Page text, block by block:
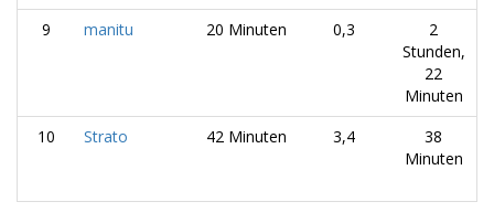
9
manitu 20 Minuten 0,3
2
Stunden,
22
Minuten
10
Strato 42 Minuten 3,4
38
Minuten